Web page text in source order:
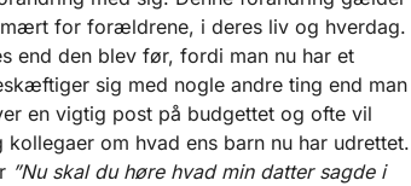
for forældrene, i deres liv og hverdag.
end den blev før, fordi man nu har et
sig med nogle andre ting end man
en vigtig post på budgettet og ofte vil
om hvad ens barn nu har udrettet.
”Nu skal du høre hvad min datter sagde i